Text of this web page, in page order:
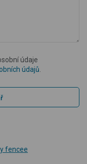
údaje
údajů.
fencee